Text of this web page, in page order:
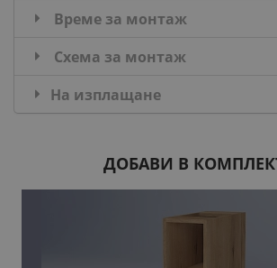
Време за монтаж
Схема за монтаж
На изплащане
ДОБАВИ В